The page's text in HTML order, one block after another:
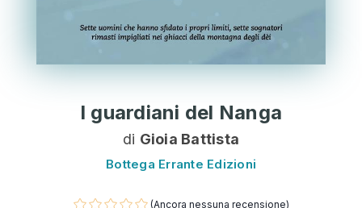
I guardiani del Nanga
di Gioia Battista
Bottega Errante Edizioni
(Ancora nessuna recensione)